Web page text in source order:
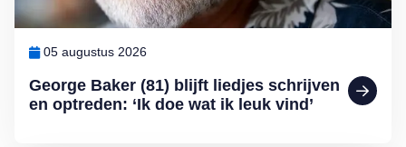
George Baker (81) blijft liedjes schrijven
en optreden: ‘Ik doe wat ik leuk vind’
05 augustus 2026